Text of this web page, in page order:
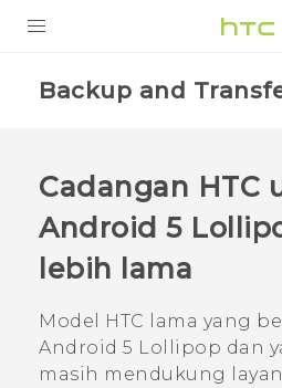
Backup and
Cadangan HTC
Android 5
lebih lama
Model HTC lama yang
Android 5 Lollipop dan
masih mendukung